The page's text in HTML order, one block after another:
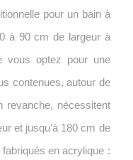
pour un bain à
à 90 cm de largeur à
vous optez pour une
contenues, autour de
revanche, nécessitent
et jusqu'à 180 cm de
en acrylique :